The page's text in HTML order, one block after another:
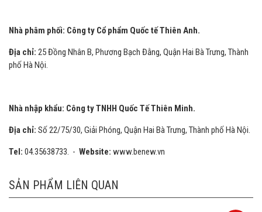
Nhà phâm phối: Công ty Cổ phẩm Quốc tế Thiên Anh.
Địa chỉ: 25 Đồng Nhân B, Phương Bạch Đằng, Quận Hai Bà Trưng, Thành
phố Hà Nội.
Nhà nhập khẩu: Công ty TNHH Quốc Tế Thiên Minh.
Địa chỉ: Số 22/75/30, Giải Phóng, Quận Hai Bà Trưng, Thành phố Hà Nội.
Tel: 04.35638733. - Website: www.benew.vn
SẢN PHẨM LIÊN QUAN